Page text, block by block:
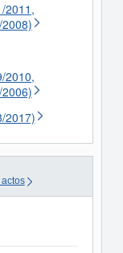
2011,
2010,
2017)